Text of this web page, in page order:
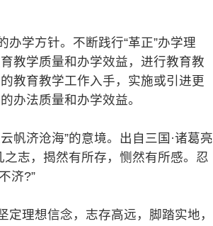
办学方针。不断践行“革正”办学理
教学质量和办学效益，进行教育教
教育教学工作入手，实施或引进更
办法质量和办学效益。
济沧海”的意境。出自三国·诸葛亮
之志，揭然有所存，恻然有所感。忍
济?”
理想信念，志存高远，脚踏实地，